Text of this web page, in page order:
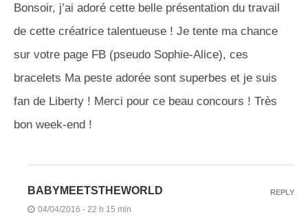
Bonsoir, j’ai adoré cette belle présentation du travail
de cette créatrice talentueuse ! Je tente ma chance
sur votre page FB (pseudo Sophie-Alice), ces
bracelets Ma peste adorée sont superbes et je suis
fan de Liberty ! Merci pour ce beau concours ! Très
bon week-end !
BABYMEETSTHEWORLD
04/04/2016 - 22 h 15 min
REPLY